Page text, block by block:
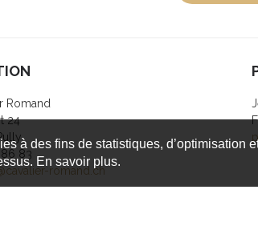
Romand
24
86 83
romand.ch
à des fins de statistiques, d’optimisation
En savoir plus.